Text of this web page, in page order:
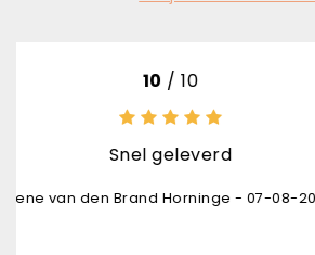
Horninge - 07-08-2026